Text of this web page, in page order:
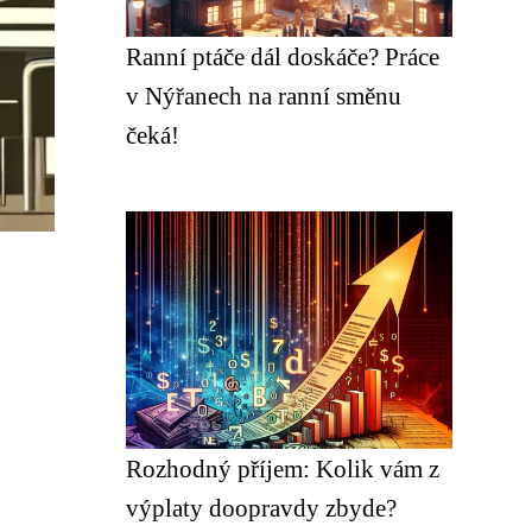
Ranní ptáče dál doskáče? Práce
v Nýřanech na ranní směnu
čeká!
Rozhodný příjem: Kolik vám z
výplaty doopravdy zbyde?